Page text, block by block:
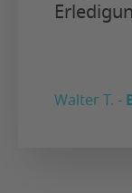
Walter T. -